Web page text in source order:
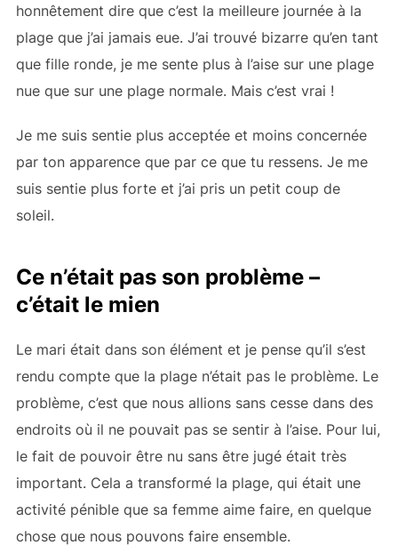
honnêtement dire que c’est la meilleure journée à la
plage que j’ai jamais eue. J’ai trouvé bizarre qu’en tant
que fille ronde, je me sente plus à l’aise sur une plage
nue que sur une plage normale. Mais c’est vrai !
Je me suis sentie plus acceptée et moins concernée
par ton apparence que par ce que tu ressens. Je me
suis sentie plus forte et j’ai pris un petit coup de
soleil.
Ce n’était pas son problème –
c’était le mien
Le mari était dans son élément et je pense qu’il s’est
rendu compte que la plage n’était pas le problème. Le
problème, c’est que nous allions sans cesse dans des
endroits où il ne pouvait pas se sentir à l’aise. Pour lui,
le fait de pouvoir être nu sans être jugé était très
important. Cela a transformé la plage, qui était une
activité pénible que sa femme aime faire, en quelque
chose que nous pouvons faire ensemble.